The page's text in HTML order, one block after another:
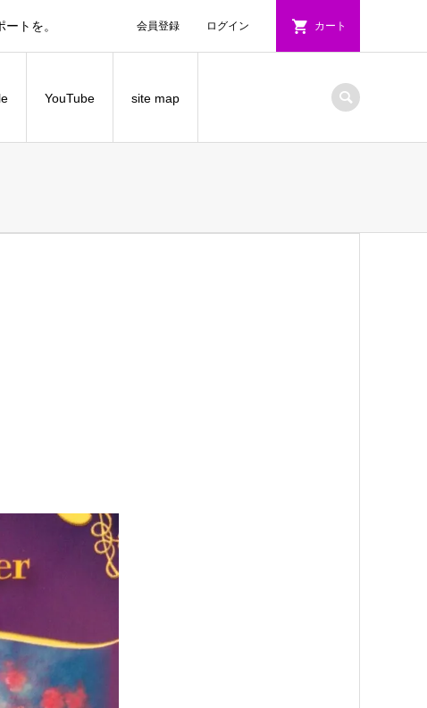
トを。 会員登録 ログイン カート
YouTube site map